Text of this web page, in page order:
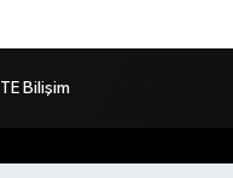
TE Bilişim